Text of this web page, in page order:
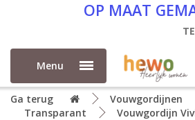
OP MAAT
Menu
Ga terug Vouwgordijnen
Transparant
Vouwgordijn